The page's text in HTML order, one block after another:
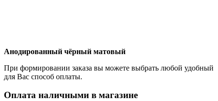
Анодированный чёрный матовый
При формировании заказа вы можете выбрать любой удобный
для Вас способ оплаты.
Оплата наличными в магазине